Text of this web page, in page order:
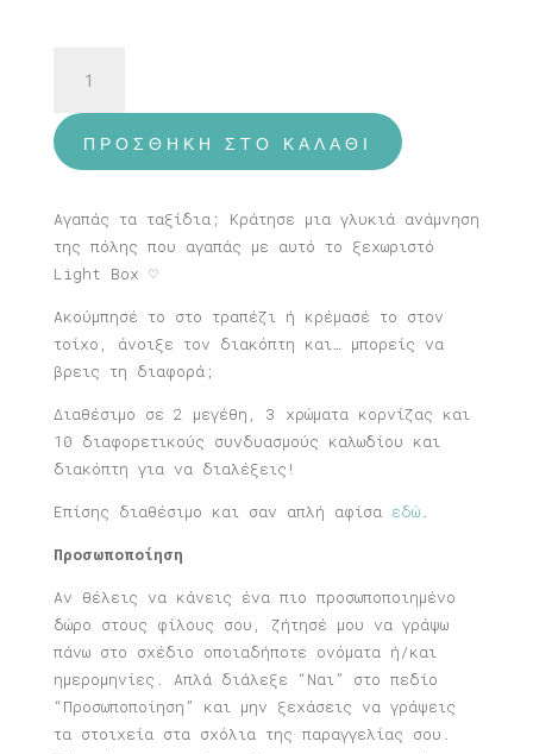
Μπράιτον
ποσότητα
ΠΡΟΣΘΉΚΗ ΣΤΟ ΚΑΛΆΘΙ
Αγαπάς τα ταξίδια; Κράτησε μια γλυκιά ανάμνηση
της πόλης που αγαπάς με αυτό το ξεχωριστό
Light Box ♡
Ακούμπησέ το στο τραπέζι ή κρέμασέ το στον
τοίχο, άνοιξε τον διακόπτη και… μπορείς να
βρεις τη διαφορά;
Διαθέσιμο σε 2 μεγέθη, 3 χρώματα κορνίζας και
10 διαφορετικούς συνδυασμούς καλωδίου και
διακόπτη για να διαλέξεις!
Επίσης διαθέσιμο και σαν απλή αφίσα εδώ.
Προσωποποίηση
Αν θέλεις να κάνεις ένα πιο προσωποποιημένο
δώρο στους φίλους σου, ζήτησέ μου να γράψω
πάνω στο σχέδιο οποιαδήποτε ονόματα ή/και
ημερομηνίες. Απλά διάλεξε “Ναι” στο πεδίο
“Προσωποποίηση” και μην ξεχάσεις να γράψεις
τα στοιχεία στα σχόλια της παραγγελίας σου.